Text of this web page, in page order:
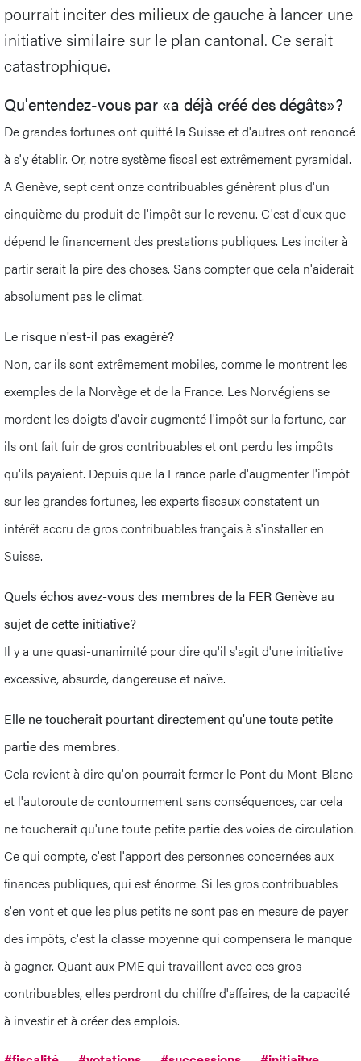
pourrait inciter des milieux de gauche à lancer une
initiative similaire sur le plan cantonal. Ce serait
catastrophique.
Qu'entendez-vous par «a déjà créé des dégâts»?
De grandes fortunes ont quitté la Suisse et d'autres ont renoncé
à s'y établir. Or, notre système fiscal est extrêmement pyramidal.
A Genève, sept cent onze contribuables génèrent plus d'un
cinquième du produit de l'impôt sur le revenu. C'est d'eux que
dépend le financement des prestations publiques. Les inciter à
partir serait la pire des choses. Sans compter que cela n'aiderait
absolument pas le climat.
Le risque n'est-il pas exagéré?
Non, car ils sont extrêmement mobiles, comme le montrent les
exemples de la Norvège et de la France. Les Norvégiens se
mordent les doigts d'avoir augmenté l'impôt sur la fortune, car
ils ont fait fuir de gros contribuables et ont perdu les impôts
qu'ils payaient. Depuis que la France parle d'augmenter l'impôt
sur les grandes fortunes, les experts fiscaux constatent un
intérêt accru de gros contribuables français à s'installer en
Suisse.
Quels échos avez-vous des membres de la FER Genève au
sujet de cette initiative?
Il y a une quasi-unanimité pour dire qu'il s'agit d'une initiative
excessive, absurde, dangereuse et naïve.
Elle ne toucherait pourtant directement qu'une toute petite
partie des membres.
Cela revient à dire qu'on pourrait fermer le Pont du Mont-Blanc
et l'autoroute de contournement sans conséquences, car cela
ne toucherait qu'une toute petite partie des voies de circulation.
Ce qui compte, c'est l'apport des personnes concernées aux
finances publiques, qui est énorme. Si les gros contribuables
s'en vont et que les plus petits ne sont pas en mesure de payer
des impôts, c'est la classe moyenne qui compensera le manque
à gagner. Quant aux PME qui travaillent avec ces gros
contribuables, elles perdront du chiffre d'affaires, de la capacité
à investir et à créer des emplois.